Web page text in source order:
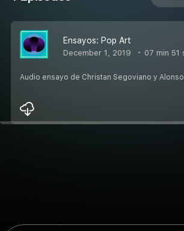
Ensayos: Pop Art
December 1, 2019 07 min 51
Audio ensayo de Christan Segoviano y